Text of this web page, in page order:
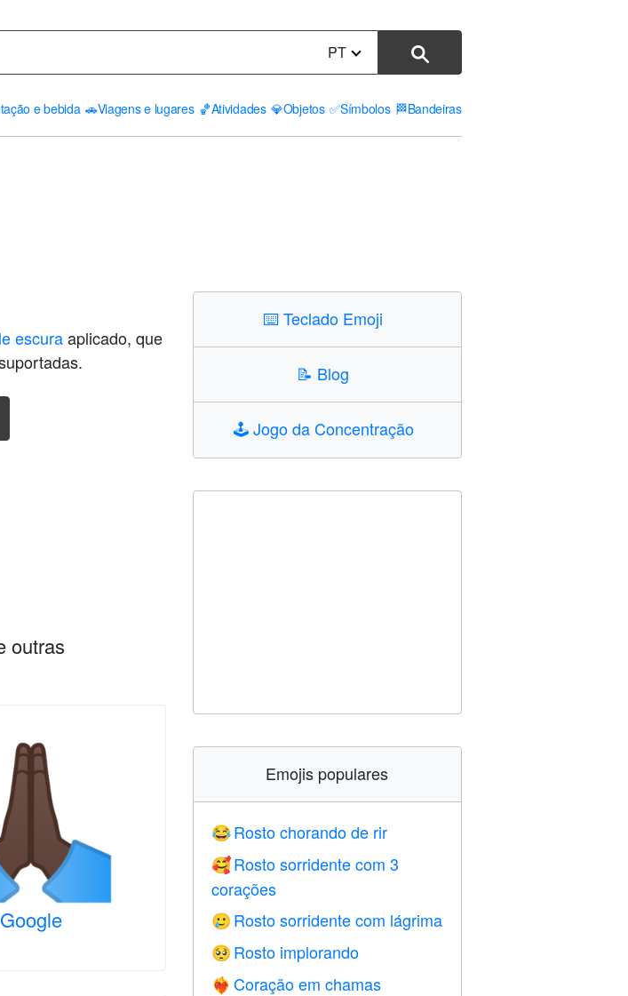
PT
e bebida 🚗Viagens e lugares 🏀Atividades 💎Objetos ✅Símbolos 🏁Bandeiras
escuraaplicado, que
outras
Google
⌨️Teclado Emoji
📝 Blog
🕹️Jogo da Concentração
Emojis populares
😂 Rosto chorando de rir
🥰 Rosto sorridente com 3
corações
🥲 Rosto sorridente com lágrima
🥺 Rosto implorando
❤️‍🔥 Coração em chamas